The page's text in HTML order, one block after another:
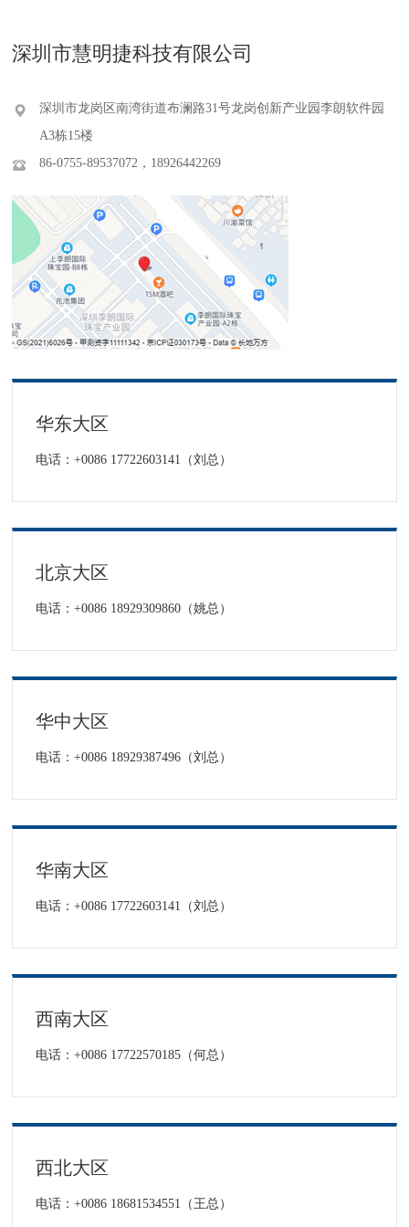
深圳市慧明捷科技有限公司
深圳市龙岗区南湾街道布澜路31号龙岗创新产业园李朗软件园
A3栋15楼
86-0755-89537072，18926442269
华东大区
电话：+0086 17722603141（刘总）
北京大区
电话：+0086 18929309860（姚总）
华中大区
电话：+0086 18929387496（刘总）
华南大区
电话：+0086 17722603141（刘总）
西南大区
电话：+0086 17722570185（何总）
西北大区
电话：+0086 18681534551（王总）